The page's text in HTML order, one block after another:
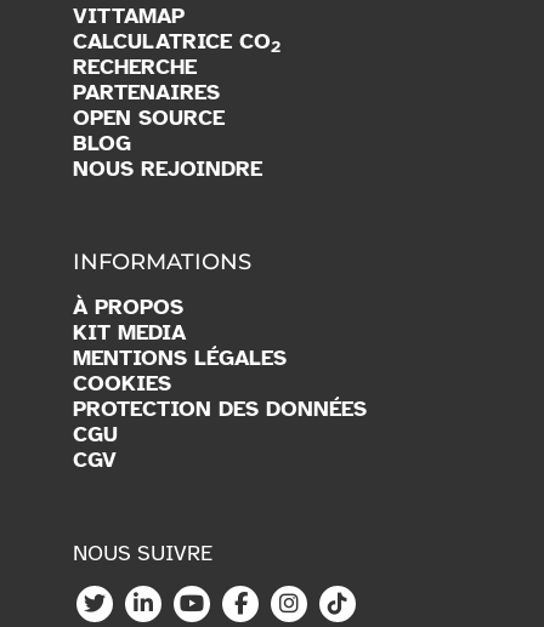
VITTAMAP
CALCULATRICE CO2
RECHERCHE
PARTENAIRES
OPEN SOURCE
BLOG
NOUS REJOINDRE
INFORMATIONS
À PROPOS
KIT MEDIA
MENTIONS LÉGALES
COOKIES
PROTECTION DES DONNÉES
CGU
CGV
NOUS SUIVRE